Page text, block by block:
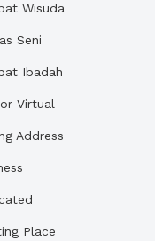
Wisuda
Seni
Ibadah
Virtual
Address
Place